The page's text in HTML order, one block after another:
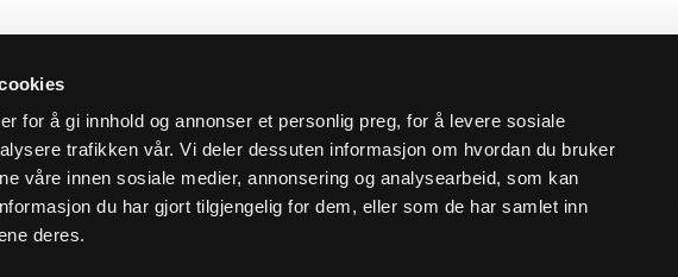
for å gi innhold og annonser et personlig preg, for å levere sosiale
trafikken vår. Vi deler dessuten informasjon om hvordan du bruker
våre innen sosiale medier, annonsering og analysearbeid, som kan
du har gjort tilgjengelig for dem, eller som de har samlet inn
deres.
nytt i innboksen